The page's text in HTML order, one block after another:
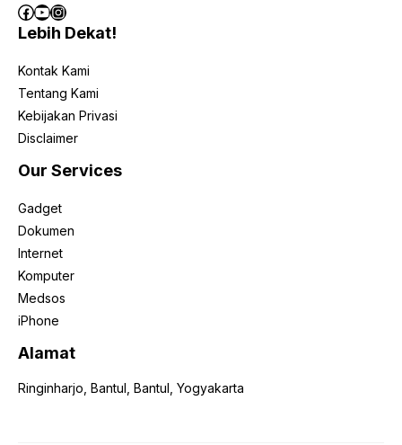
Facebook
YouTube
Instagram
Lebih Dekat!
Kontak Kami
Tentang Kami
Kebijakan Privasi
Disclaimer
Our Services
Gadget
Dokumen
Internet
Komputer
Medsos
iPhone
Alamat
Ringinharjo, Bantul, Bantul, Yogyakarta